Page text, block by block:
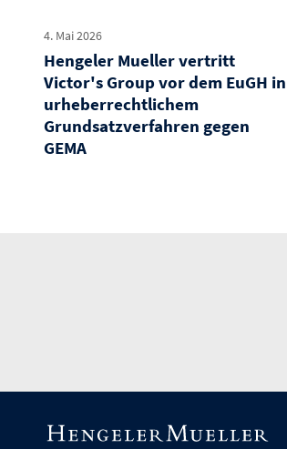
4. Mai 2026
Hengeler Mueller vertritt
Victor's Group vor dem EuGH in
urheberrechtlichem
Grundsatzverfahren gegen
GEMA